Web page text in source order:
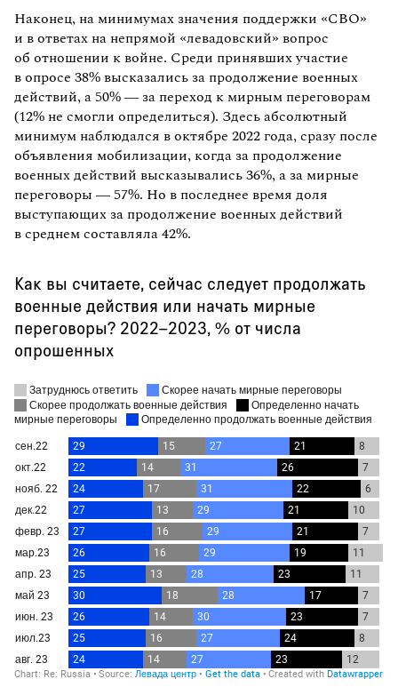
Наконец, на минимумах значения поддержки «СВО»
и в ответах на непрямой «левадовский» вопрос
об отношении к войне. Среди принявших участие
в опросе 38% высказались за продолжение военных
действий, а 50% — за переход к мирным переговорам
(12% не смогли определиться). Здесь абсолютный
минимум наблюдался в октябре 2022 года, сразу после
объявления мобилизации, когда за продолжение
военных действий высказывались 36%, а за мирные
переговоры — 57%. Но в последнее время доля
выступающих за продолжение военных действий
в среднем составляла 42%.
Как вы считаете, сейчас следует продолжать
военные действия или начать мирные
переговоры? 2022–2023, % от числа
опрошенных